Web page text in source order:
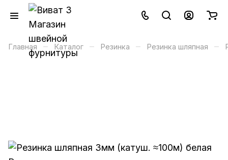
Главная – Каталог – Резинка – Резинка шляпная –